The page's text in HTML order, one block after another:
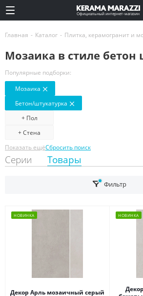
Официальный интернет-магазин
Главная - Каталог - Плитка, керамогранит и
Мозаика в стиле бетон
Популярные подборки:
Мозаика
Бетон/штукатурка
+ Пол
+ Стена
Показать ещёСбросить поиск
Серии Товары
Фильтр
НОВИНКА
Декор Арль мозаичный серый
НОВИНКА